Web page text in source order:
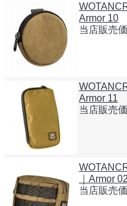
Armor 10
当店販売
Armor 11
当店販売
｜Armor 02
当店販売